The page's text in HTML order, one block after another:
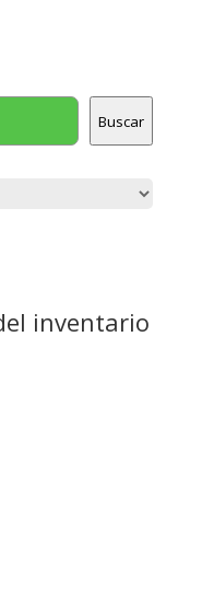
Buscar
inventario